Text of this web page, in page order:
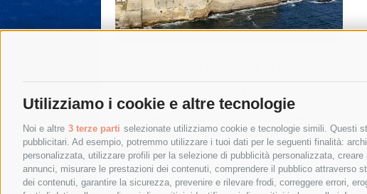
Utilizziamo i cookie e altre tecnologie
Noi e altre 3 terze parti selezionate utilizziamo cookie e tecnologie simili. Questi
pubblicitari. Ad esempio, potremmo utilizzare i tuoi dati per le seguenti finalità:
personalizzata, utilizzare profili per la selezione di pubblicità personalizzata,
annunci, misurare le prestazioni dei contenuti, comprendere il pubblico
dei contenuti, garantire la sicurezza, prevenire e rilevare frodi, correggere errori,
Cup si disputerà, per la prima volta nella storia, in
Italia. Sarà Napoli la città che …
15 Maggio 2025|Altri Sport,Sport